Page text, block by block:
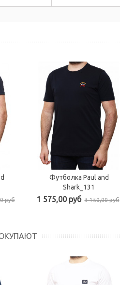
руб
Футболка Paul and
Shark_131
1 575,00 руб 3 150,00 руб